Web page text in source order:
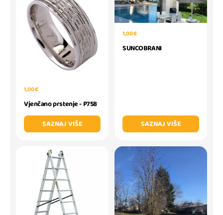
1,00 €
Vjenčano prstenje - P758
SAZNAJ VIŠE
1,00 €
SUNCOBRANI
SAZNAJ VIŠE